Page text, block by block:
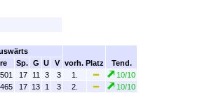
vorh. Platz
Tend.
Sp. G U
V
17 11 3 3 1.
10/10
17 13 1 3 2.
10/10